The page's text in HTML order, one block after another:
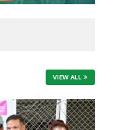
VIEW ALL